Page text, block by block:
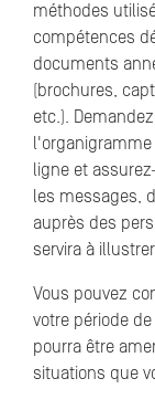
méthodes
compétences
documents
(brochures,
etc.).
ligne et
les messages,
auprès des
servira à
Vous pouvez
votre période
pourra être
situations que